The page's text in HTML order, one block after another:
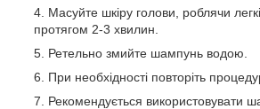
Масуйте шкіру голови, роблячи
протягом 2-3 хвилин.
Ретельно змийте шампунь водою.
При необхідності повторіть
Рекомендується використовувати